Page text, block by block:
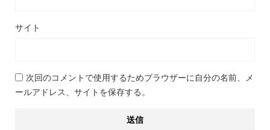
サイト
次回のコメントで使用するためブラウザーに自分の名前、メ
ールアドレス、サイトを保存する。